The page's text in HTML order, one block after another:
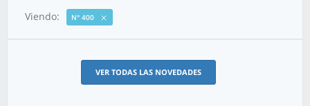
Viendo: N° 400
VER TODAS LAS NOVEDADES